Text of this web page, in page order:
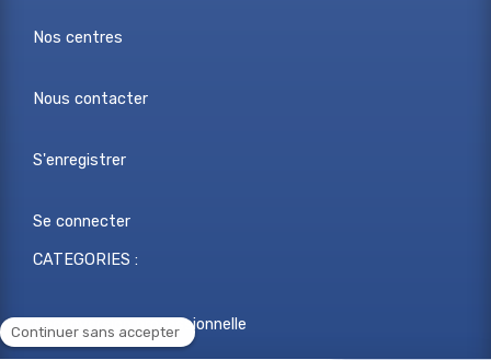
Nos centres
Nous contacter
S'enregistrer
Se connecter
CATEGORIES :
Reconversion professionnelle